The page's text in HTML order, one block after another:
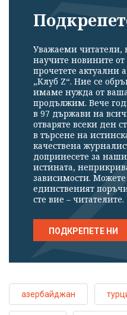
Уважаеми читатели,
научите новините
прочетете актуални
„Клуб Z“. Ние се
имаме нужда от
продължим. Вече
в 97 държави на
отваряте всеки ден
в търсене на
качествена
допринесете за
истината,
зависимости.
единственият
сте вие – читателите.
ПОДКРЕПЕТЕ НИ
азербайджан